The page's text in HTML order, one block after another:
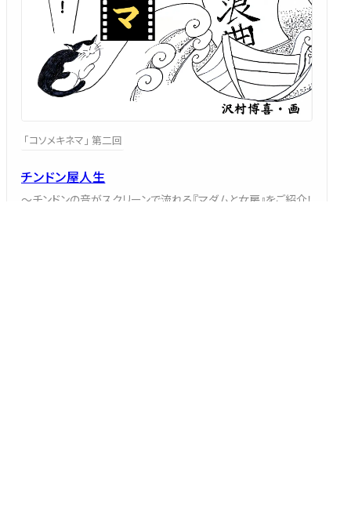
「コソメキネマ」 第二回
チンドン屋人生
～チンドンの音がスクリーンで流れる『マダムと女房』をご紹介！